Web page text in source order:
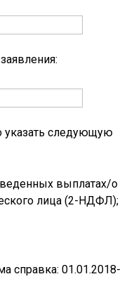
указать следующую
выплатах/о
лица (2-НДФЛ);
справка: 01.01.2018-